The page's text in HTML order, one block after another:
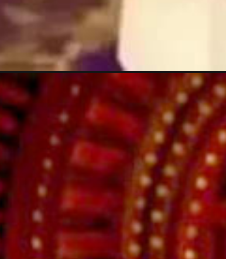
https://gazetapost.com/salman-khan-